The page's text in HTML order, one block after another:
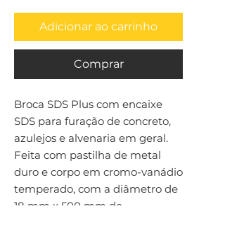
Adicionar ao carrinho
Comprar
Broca SDS Plus com encaixe
SDS para furação de concreto,
azulejos e alvenaria em geral.
Feita com pastilha de metal
duro e corpo em cromo-vanádio
temperado, com a diâmetro de
18 mm x 500 mm de